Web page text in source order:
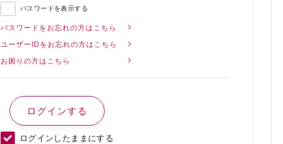
パスワードを表示する
パスワードをお忘れの方はこちら
ユーザーIDをお忘れの方はこちら
お困りの方はこちら
ログインしたままにする